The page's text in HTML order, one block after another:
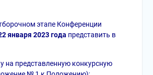
этапе Конференции
января 2023 года представить в
на представленную конкурсную